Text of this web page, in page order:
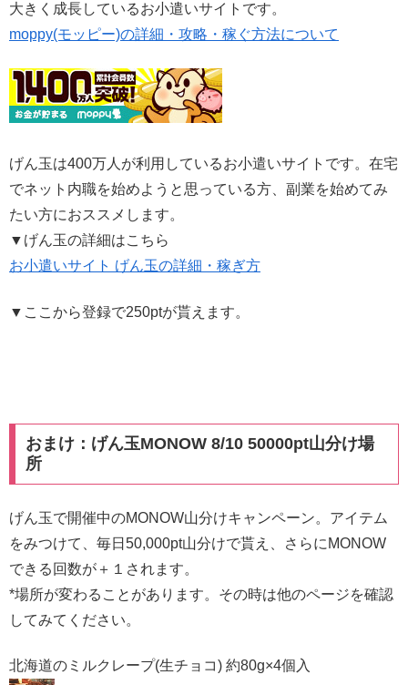
大きく成長しているお小遣いサイトです。
moppy(モッピー)の詳細・攻略・稼ぐ方法について
げん玉は400万人が利用しているお小遣いサイトです。在宅
でネット内職を始めようと思っている方、副業を始めてみ
たい方におススメします。
▼げん玉の詳細はこちら
お小遣いサイト げん玉の詳細・稼ぎ方
▼ここから登録で250ptが貰えます。
おまけ：げん玉MONOW 8/10 50000pt山分け場
所
げん玉で開催中のMONOW山分けキャンペーン。アイテム
をみつけて、毎日50,000pt山分けで貰え、さらにMONOW
できる回数が＋１されます。
*場所が変わることがあります。その時は他のページを確認
してみてください。
北海道のミルクレープ(生チョコ) 約80g×4個入